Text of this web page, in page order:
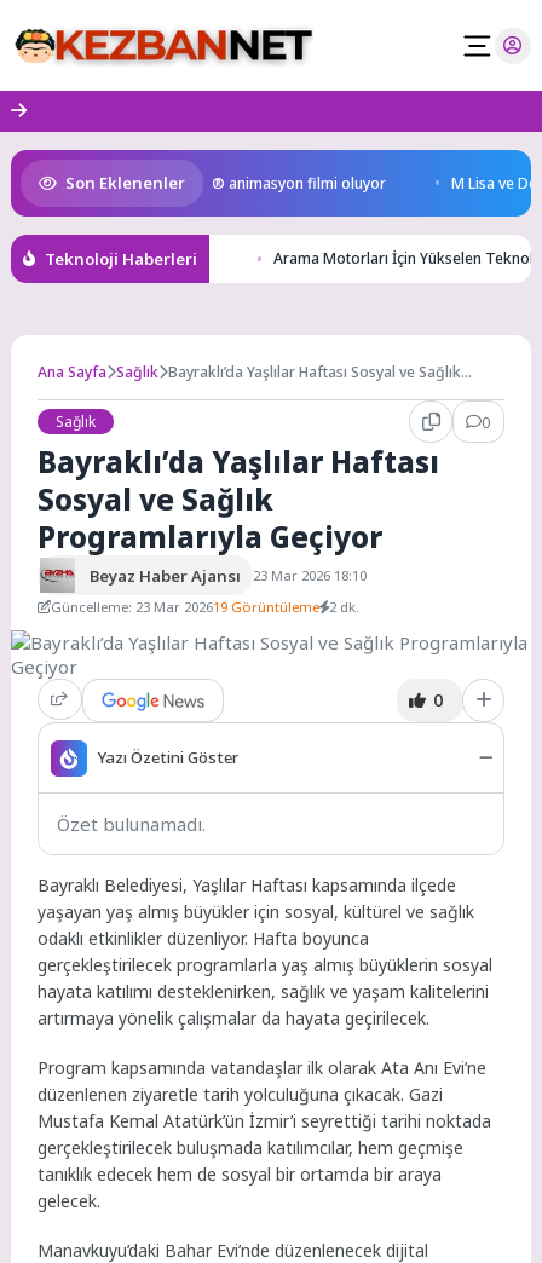
to
content
Son Eklenenler
Kral Türkiye’nin ilk IMAX® animasyon filmi oluyor M Lisa ve Dolu
Teknoloji Haberleri Arama Motorları İçin Yükselen
Ana Sayfa Sağlık Bayraklı’da Yaşlılar Haftası Sosyal ve Sağlık
Sağlık
0
Bayraklı’da Yaşlılar Haftası
Sosyal ve Sağlık
Programlarıyla Geçiyor
Beyaz Haber Ajansı
23 Mar 2026 18:10
Güncelleme: 23 Mar 202619 Görüntüleme 2 dk.
0
Yazı Özetini Göster
Özet bulunamadı.
Bayraklı Belediyesi, Yaşlılar Haftası kapsamında ilçede
yaşayan yaş almış büyükler için sosyal, kültürel ve sağlık
odaklı etkinlikler düzenliyor. Hafta boyunca
gerçekleştirilecek programlarla yaş almış büyüklerin sosyal
hayata katılımı desteklenirken, sağlık ve yaşam kalitelerini
artırmaya yönelik çalışmalar da hayata geçirilecek.
Program kapsamında vatandaşlar ilk olarak Ata Anı Evi’ne
düzenlenen ziyaretle tarih yolculuğuna çıkacak. Gazi
Mustafa Kemal Atatürk’ün İzmir’i seyrettiği tarihi noktada
gerçekleştirilecek buluşmada katılımcılar, hem geçmişe
tanıklık edecek hem de sosyal bir ortamda bir araya
gelecek.
Manavkuyu’daki Bahar Evi’nde düzenlenecek dijital